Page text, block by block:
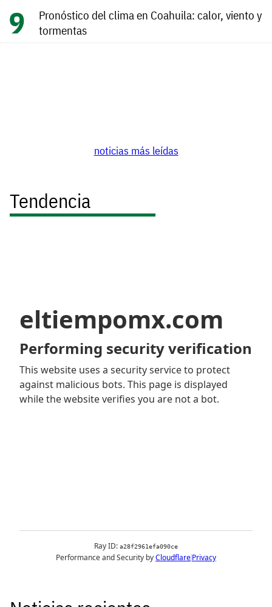
Pronóstico del clima en Coahuila: calor, viento y
tormentas
noticias más leídas
Tendencia